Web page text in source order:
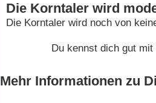
Die Korntaler wird
Die Korntaler wird noch von
Du kennst dich gut
Mehr Informationen zu